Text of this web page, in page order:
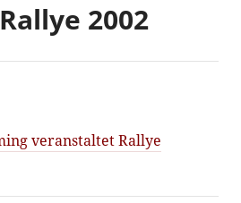
2002
veranstaltet Rallye